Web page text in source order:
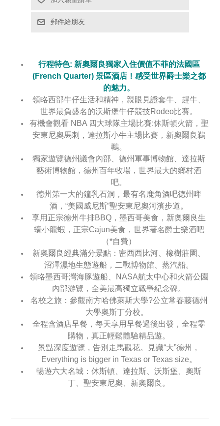
行程特色: 新奧爾良獨家入住價值不菲的法國區
(French Quarter) 景區酒店！感受世界爵士樂之都
的魅力。
領略西部牛仔生活和精神，親眼見證套牛、趕牛、
世界最負盛名的沃斯堡牛仔競技Rodeo比賽。
有機會觀看 NBA 四大球隊主場比賽:休斯頓火箭，聖
安東尼奧馬刺，達拉斯小牛主場比賽，新奧爾良鵜
鶘。
獨家遊覽德州議會內部、德州軍事博物館、達拉斯
藝術博物館，德州百年牧場，世界最大的鄉村酒
吧。
德州第一大的鐘乳石洞，最有名鹿角酒吧德州啤
酒，“美國威尼斯”聖安東尼奧河濱步道。
享用正宗德州牛排BBQ，墨西哥美食，新奧爾良生
蠔小龍蝦，正宗Cajun美食，世界著名爵士樂酒吧
（*自費）
新奧爾良經典滿分景點：密西西比河、橡樹莊園、
沼澤濕地生態遊船，二戰博物館、蒸汽船。
領略墨西哥灣海豚遊船、NASA航太中心和火箭公園
內部游覽，全美最高獨立戰爭紀念碑。
名校之旅：參觀南方哈佛萊斯大學?公立常春藤德州
大學奧斯丁分校。
全程含酒店早餐，每天享用早餐過後出發，全程零
購物，真正輕鬆體驗精品遊。
景點深度遊覽，告別走馬觀花。見識“大”德州，
Everything is bigger in Texas or Texas size。
暢遊六大名城：休斯頓、達拉斯、沃斯堡、奧斯
丁、聖安東尼奧、新奧爾良。